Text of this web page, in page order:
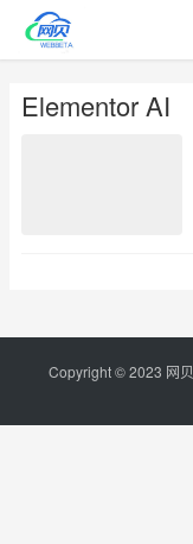
Elementor AI
Copyright © 2023 网贝